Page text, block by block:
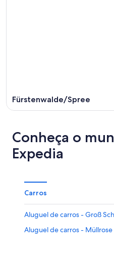
Fürstenwalde/Spree
Conheça o
Expedia
Carros
Aluguel de carros - Groß
Aluguel de carros - Müllrose